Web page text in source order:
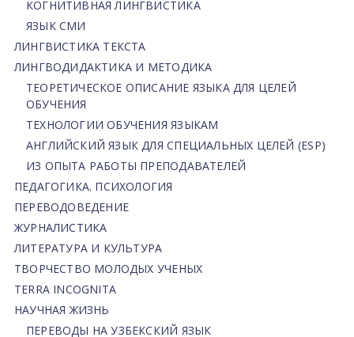
КОГНИТИВНАЯ ЛИНГВИСТИКА
ЯЗЫК СМИ
ЛИНГВИСТИКА ТЕКСТА
ЛИНГВОДИДАКТИКА И МЕТОДИКА
ТЕОРЕТИЧЕСКОЕ ОПИСАНИЕ ЯЗЫКА ДЛЯ ЦЕЛЕЙ
ОБУЧЕНИЯ
ТЕХНОЛОГИИ ОБУЧЕНИЯ ЯЗЫКАМ
АНГЛИЙСКИЙ ЯЗЫК ДЛЯ СПЕЦИАЛЬНЫХ ЦЕЛЕЙ (ESP)
ИЗ ОПЫТА РАБОТЫ ПРЕПОДАВАТЕЛЕЙ
ПЕДАГОГИКА. ПСИХОЛОГИЯ
ПЕРЕВОДОВЕДЕНИЕ
ЖУРНАЛИСТИКА
ЛИТЕРАТУРА И КУЛЬТУРА
ТВОРЧЕСТВО МОЛОДЫХ УЧЕНЫХ
TERRA INCOGNITA
НАУЧНАЯ ЖИЗНЬ
ПЕРЕВОДЫ НА УЗБЕКСКИЙ ЯЗЫК